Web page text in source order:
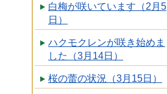
白梅が咲いています（2月5
日）
ハクモクレンが咲き始めま
した（3月14日）
桜の蕾の状況（3月15日）